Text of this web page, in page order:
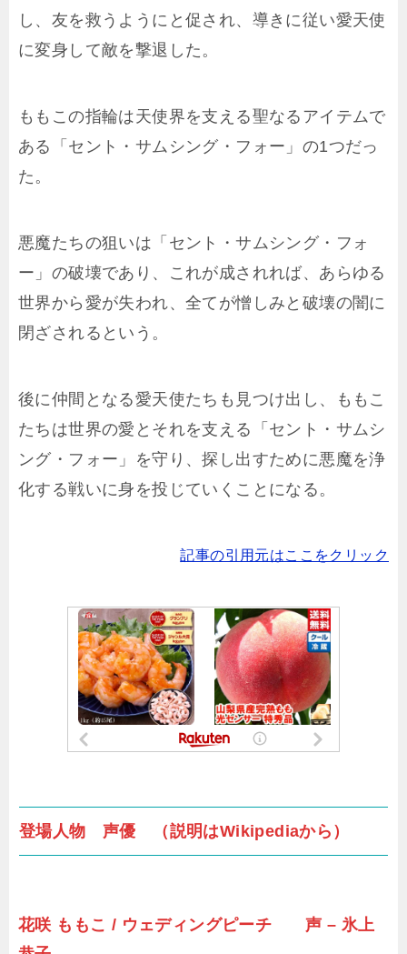
し、友を救うようにと促され、導きに従い愛天使
に変身して敵を撃退した。
ももこの指輪は天使界を支える聖なるアイテムで
ある「セント・サムシング・フォー」の1つだっ
た。
悪魔たちの狙いは「セント・サムシング・フォ
ー」の破壊であり、これが成されれば、あらゆる
世界から愛が失われ、全てが憎しみと破壊の闇に
閉ざされるという。
後に仲間となる愛天使たちも見つけ出し、ももこ
たちは世界の愛とそれを支える「セント・サムシ
ング・フォー」を守り、探し出すために悪魔を浄
化する戦いに身を投じていくことになる。
記事の引用元はここをクリック
登場人物 声優 （説明はWikipediaから）
花咲 ももこ / ウェディングピーチ 声 – 氷上